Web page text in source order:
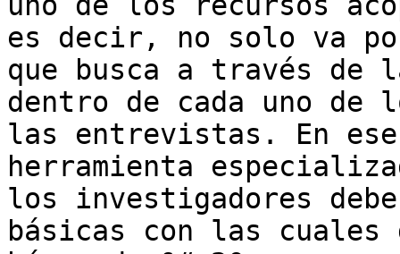
es decir, no solo va
que busca a través de
dentro de cada uno de
las entrevistas. En
herramienta
los investigadores
básicas con las